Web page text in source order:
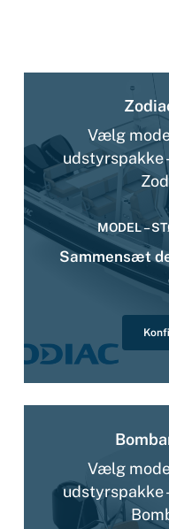
Vælg
udstyrspakke
MODEL –
Sammensæt
Vælg
udstyrspakke